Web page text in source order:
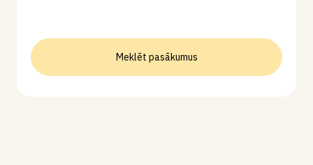
Meklēt pasākumus